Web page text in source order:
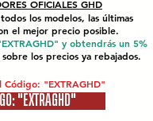
OFICIALES GHD
los modelos, las últimas
el mejor precio posible.
y obtendrás un 5%
los precios ya rebajados.
Código: "EXTRAGHD"
"EXTRAGHD"